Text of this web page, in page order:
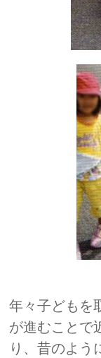
年々子どもを
が進むことで
り、昔のよう